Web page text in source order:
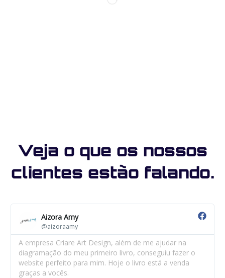
Veja o que os nossos
clientes estão falando.
Aizora Amy
@aizoraamy
A empresa Criare Art Design, além de me ajudar na
diagramação do meu primeiro livro, conseguiu fazer o
website perfeito para mim. Hoje o livro está a venda
graças a vocês.